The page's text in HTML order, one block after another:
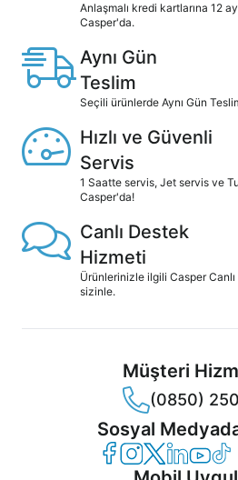
Anlaşmalı kredi kartlarına 12
Casper'da.
Aynı Gün
Teslim
Seçili ürünlerde Aynı Gün
Hızlı ve Güvenli
Servis
1 Saatte servis, Jet servis ve
Casper'da!
Canlı Destek
Hizmeti
Ürünlerinizle ilgili Casper
sizinle.
Müşteri
(0850)
Sosyal
Casper Facebook
Casper Instagram
Casper Twitter
Casper
Casper